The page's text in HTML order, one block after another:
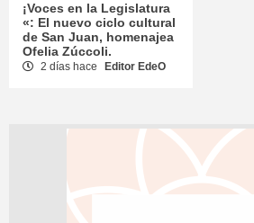
¡Voces en la Legislatura
«: El nuevo ciclo cultural
de San Juan, homenajea
Ofelia Zúccoli.
2 días hace Editor EdeO